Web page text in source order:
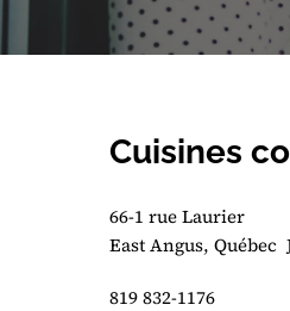
Cuisines
66-1 rue Laurier
East Angus, Québec
819 832-1176